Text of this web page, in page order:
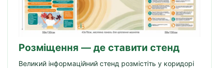
Розміщення — де ставити стенд
Великий інформаційний стенд розмістіть у коридорі